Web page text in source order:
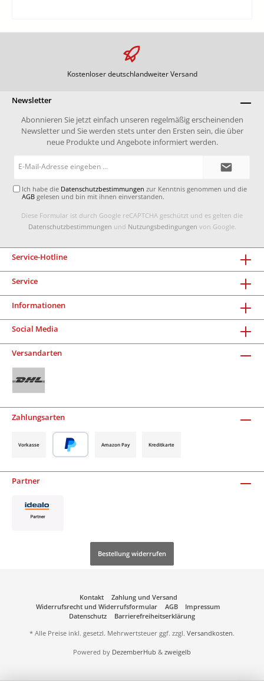
Kostenloser deutschlandweiter Versand
Newsletter
Abonnieren Sie jetzt einfach unseren regelmäßig erscheinenden
Newsletter und Sie werden stets unter den Ersten sein, die über
neue Produkte und Angebote informiert werden.
Ich habe die Datenschutzbestimmungen zur Kenntnis genommen und die
AGB gelesen und bin mit ihnen einverstanden.
Diese Formular ist durch Google reCAPTCHA geschützt und es gelten die
Datenschutzbestimmungen und Nutzungsbedingungen von Google.
Service-Hotline
Service
Informationen
Social Media
Versandarten
Zahlungsarten
Vorkasse Amazon Pay Kreditkarte
Partner
Bestellung widerrufen
Kontakt
Zahlung und Versand
Widerrufsrecht und Widerrufsformular
AGB
Impressum
Datenschutz
Barrierefreiheitserklärung
* Alle Preise inkl. gesetzl. Mehrwertsteuer ggf. zzgl. Versandkosten.
Powered by DezemberHub & zweigelb